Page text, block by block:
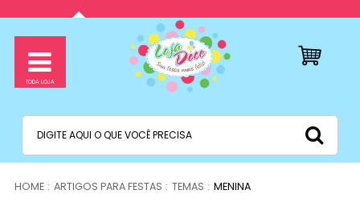
ARTIGOS PARA FESTAS TEMAS MENINA